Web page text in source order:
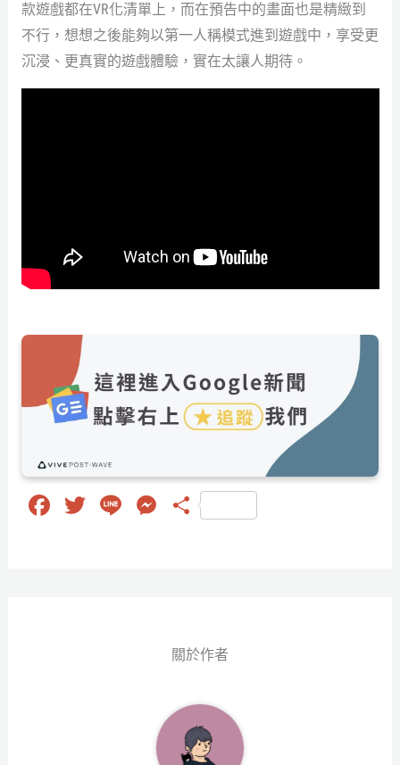
款遊戲都在VR化清單上，而在預告中的畫面也是精緻到
不行，想想之後能夠以第一人稱模式進到遊戲中，享受更
沉浸、更真實的遊戲體驗，實在太讓人期待。
Fa
T
Li
M 分
關於作者